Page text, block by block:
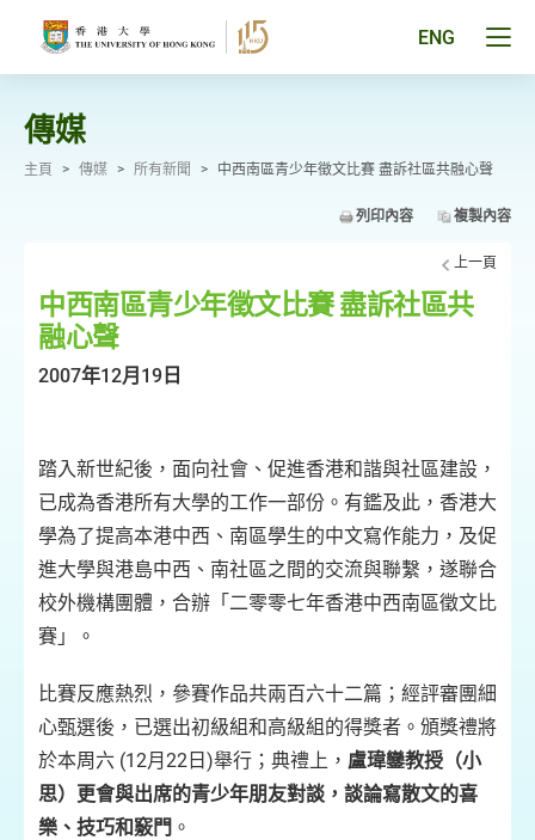
ENG
傳媒
主頁 > 傳媒 > 所有新聞 > 中西南區青少年徵文比賽 盡訴社區共融心聲
列印內容 複製內容
上一頁
中西南區青少年徵文比賽 盡訴社區共
融心聲
2007年12月19日
踏入新世紀後，面向社會、促進香港和諧與社區建設，
已成為香港所有大學的工作一部份。有鑑及此，香港大
學為了提高本港中西、南區學生的中文寫作能力，及促
進大學與港島中西、南社區之間的交流與聯繫，遂聯合
校外機構團體，合辦「二零零七年香港中西南區徵文比
賽」。
比賽反應熱烈，參賽作品共兩百六十二篇；經評審團細
心甄選後，已選出初級組和高級組的得獎者。頒獎禮將
於本周六 (12月22日)舉行；典禮上， 盧瑋鑾教授（小
思）更會與出席的青少年朋友對談，談論寫散文的喜
樂、技巧和竅門 。